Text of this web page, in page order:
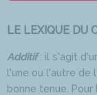
LE LEXIQUE DU
Additif: il s’agit
l’une ou l’autre
bonne tenue.